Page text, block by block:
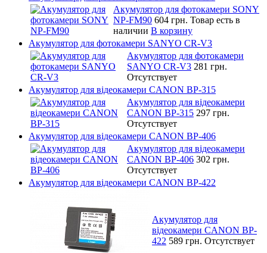
Акумулятор для фотокамери SONY
NP-FM90 604 грн. Товар есть в
наличии В корзину
Акумулятор для фотокамери SANYO CR-V3
Акумулятор для фотокамери
SANYO CR-V3 281 грн.
Отсутствует
Акумулятор для відеокамери CANON BP-315
Акумулятор для відеокамери
CANON BP-315 297 грн.
Отсутствует
Акумулятор для відеокамери CANON BP-406
Акумулятор для відеокамери
CANON BP-406 302 грн.
Отсутствует
Акумулятор для відеокамери CANON BP-422
Акумулятор для
відеокамери CANON BP-
422 589 грн. Отсутствует